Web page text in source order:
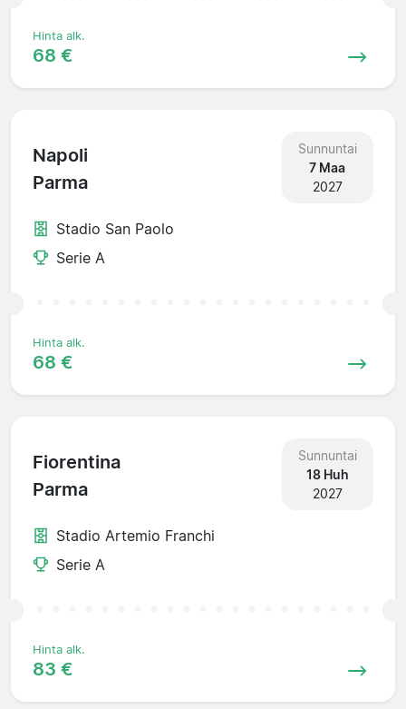
Hinta alk.
68 €
Napoli
Parma
Sunnuntai
7 Maa
2027
Stadio San Paolo
Serie A
Hinta alk.
68 €
Fiorentina
Parma
Sunnuntai
18 Huh
2027
Stadio Artemio Franchi
Serie A
Hinta alk.
83 €